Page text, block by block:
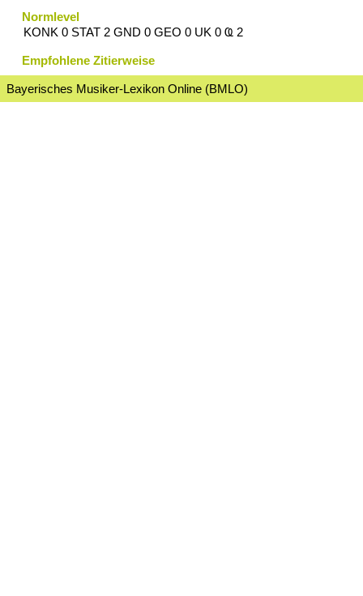
Normlevel
KONK 0 STAT 2 GND 0 GEO 0 UK 0 Ҩ 2
Empfohlene Zitierweise
Bayerisches Musiker-Lexikon Online (BMLO)